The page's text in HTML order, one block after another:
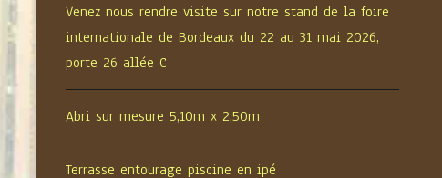
Venez nous rendre visite sur notre stand de la foire
internationale de Bordeaux du 22 au 31 mai 2026,
porte 26 allée C
Abri sur mesure 5,10m x 2,50m
Terrasse entourage piscine en ipé